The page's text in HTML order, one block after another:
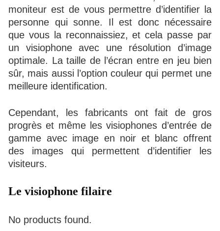
moniteur est de vous permettre d’identifier la
personne qui sonne. Il est donc nécessaire
que vous la reconnaissiez, et cela passe par
un visiophone avec une résolution d’image
optimale. La taille de l’écran entre en jeu bien
sûr, mais aussi l’option couleur qui permet une
meilleure identification.
Cependant, les fabricants ont fait de gros
progrès et même les visiophones d’entrée de
gamme avec image en noir et blanc offrent
des images qui permettent d’identifier les
visiteurs.
Le visiophone filaire
No products found.